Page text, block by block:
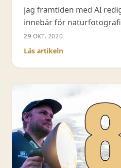
jag framtiden med AI
innebär för
redigeringsprogram som
Photoshop 2021 kommer
denna video. Dessutom
29 OKT. 2020
Läs artikeln